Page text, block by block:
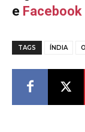
e Facebook
TAGS ÍNDIA